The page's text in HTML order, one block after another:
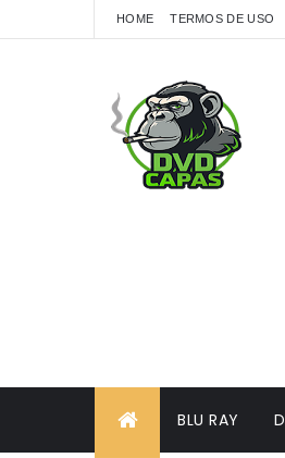
HOME TERMOS DE USO
BLU RAY